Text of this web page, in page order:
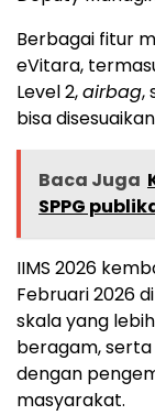
Berbagai fitur
eVitara,
Level 2,airbag,
bisa
Baca Juga
SPPG
IIMS 2026
Februari 2026
skala yang
beragam,
dengan
masyarakat.